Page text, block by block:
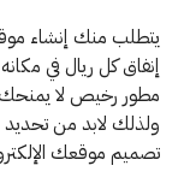
يتطلب منك إنشاء
إنفاق كل ريال في
مطور رخيص لا يمنحك
ولذلك لابد من
تصميم موقعك